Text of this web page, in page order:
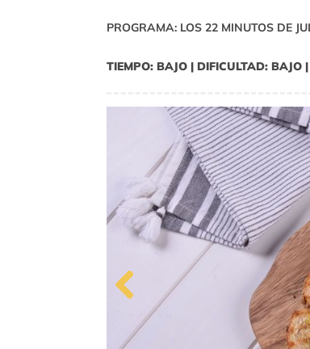
PROGRAMA: LOS 22 MINUTOS DE
TIEMPO: BAJO | DIFICULTAD: BAJO
Previous